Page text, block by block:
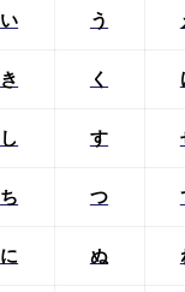
い う
き く
し す
ち つ
に ぬ